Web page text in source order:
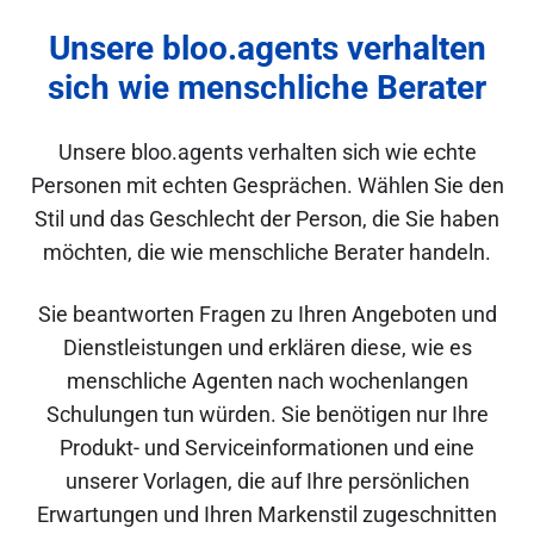
Unsere bloo.agents verhalten
sich wie menschliche Berater
Unsere bloo.agents verhalten sich wie echte
Personen mit echten Gesprächen. Wählen Sie den
Stil und das Geschlecht der Person, die Sie haben
möchten, die wie menschliche Berater handeln.
Sie beantworten Fragen zu Ihren Angeboten und
Dienstleistungen und erklären diese, wie es
menschliche Agenten nach wochenlangen
Schulungen tun würden. Sie benötigen nur Ihre
Produkt- und Serviceinformationen und eine
unserer Vorlagen, die auf Ihre persönlichen
Erwartungen und Ihren Markenstil zugeschnitten